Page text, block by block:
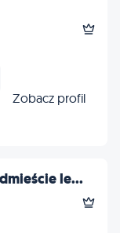
Zobacz profil
le...